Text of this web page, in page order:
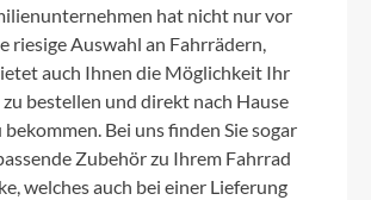
Ergon GP30 w/ bar end
Schaltwerk
Cues RD-U8020-SGS shadow+
hat nicht nur vor
riesige Auswahl an Fahrrädern,
auch Ihnen die Möglichkeit Ihr
bestellen und direkt nach Hause
Bei uns finden Sie sogar
Zubehör zu Ihrem Fahrrad
welches auch bei einer Lieferung